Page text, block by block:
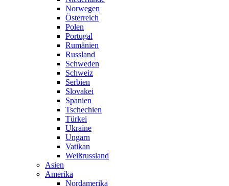
Norwegen
Österreich
Polen
Portugal
Rumänien
Russland
Schweden
Schweiz
Serbien
Slovakei
Spanien
Tschechien
Türkei
Ukraine
Ungarn
Vatikan
Weißrussland
Asien
Amerika
Nordamerika